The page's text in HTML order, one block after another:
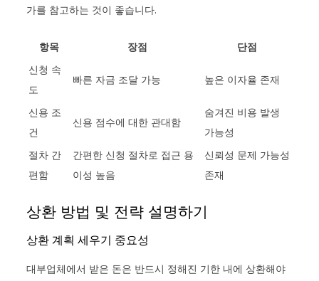
가를 참고하는 것이 좋습니다.
항목 장점
단점
신청 속
도
빠른 자금 조달 가능 높은 이자율 존재
신용 조
건
신용 점수에 대한 관대함
숨겨진 비용 발생
가능성
절차 간
편함
간편한 신청 절차로 접근 용
이성 높음
신뢰성 문제 가능성
존재
상환 방법 및 전략 설명하기
상환 계획 세우기 중요성
대부업체에서 받은 돈은 반드시 정해진 기한 내에 상환해야